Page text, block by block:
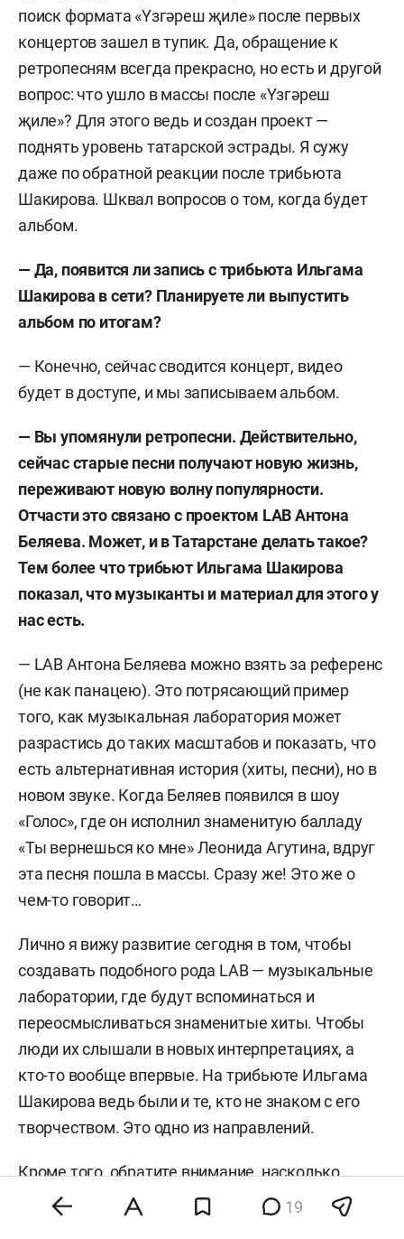
поиск формата «Yзгәреш җиле» после первых
концертов зашел в тупик. Да, обращение к
ретропесням всегда прекрасно, но есть и другой
вопрос: что ушло в массы после «Yзгәреш
җиле»? Для этого ведь и создан проект —
поднять уровень татарской эстрады. Я сужу
даже по обратной реакции после трибьюта
Шакирова. Шквал вопросов о том, когда будет
альбом.
— Да, появится ли запись с трибьюта Ильгама
Шакирова в сети? Планируете ли выпустить
альбом по итогам?
— Конечно, сейчас сводится концерт, видео
будет в доступе, и мы записываем альбом.
— Вы упомянули ретропесни. Действительно,
сейчас старые песни получают новую жизнь,
переживают новую волну популярности.
Отчасти это связано с проектом LABАнтона
Беляева. Может, и в Татарстане делать такое?
Тем более что трибьют Ильгама Шакирова
показал, что музыканты и материал для этого у
нас есть.
— LAB Антона Беляева можно взять за референс
(не как панацею). Это потрясающий пример
того, как музыкальная лаборатория может
разрастись до таких масштабов и показать, что
есть альтернативная история (хиты, песни), но в
новом звуке. Когда Беляев появился в шоу
«Голос», где он исполнил знаменитую балладу
«Ты вернешься ко мне» Леонида Агутина, вдруг
эта песня пошла в массы. Сразу же! Это же о
чем-то говорит…
Лично я вижу развитие сегодня в том, чтобы
создавать подобного рода LАВ — музыкальные
лаборатории, где будут вспоминаться и
переосмысливаться знаменитые хиты. Чтобы
люди их слышали в новых интерпретациях, а
кто-то вообще впервые. На трибьюте Ильгама
Шакирова ведь были и те, кто не знаком с его
творчеством. Это одно из направлений.
Кроме того, обратите внимание, насколько
сейчас ретровейв стал популярным: хиты групп
«Руки Вверх!», «Гости из будущего», «Винтаж» и
19